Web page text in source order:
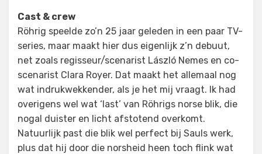
Cast & crew
Röhrig speelde zo’n 25 jaar geleden in een paar TV-
series, maar maakt hier dus eigenlijk z’n debuut,
net zoals regisseur/scenarist László Nemes en co-
scenarist Clara Royer. Dat maakt het allemaal nog
wat indrukwekkender, als je het mij vraagt. Ik had
overigens wel wat ‘last’ van Röhrigs norse blik, die
nogal duister en licht afstotend overkomt.
Natuurlijk past die blik wel perfect bij Sauls werk,
plus dat hij door die norsheid heen toch flink wat